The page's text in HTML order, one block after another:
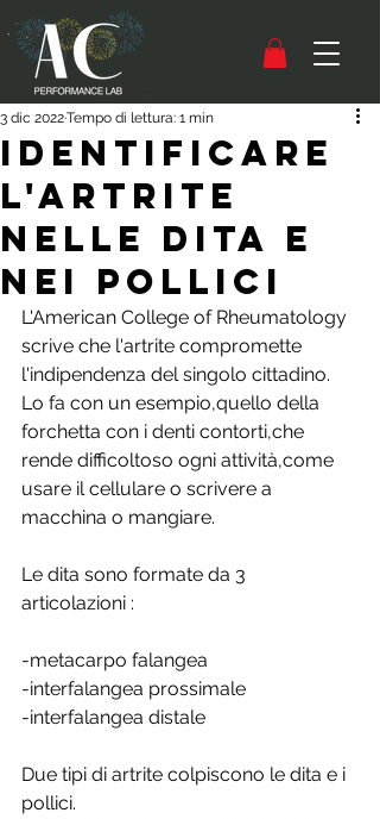
IDENTIFICARE
L'ARTRITE
NELLE DITA E
NEI POLLICI
3 dic 2022Tempo di lettura: 1 min
L'American College of Rheumatology
scrive che l'artrite compromette
l'indipendenza del singolo cittadino.
Lo fa con un esempio,quello della
forchetta con i denti contorti,che
rende difficoltoso ogni attività,come
usare il cellulare o scrivere a
macchina o mangiare.
Le dita sono formate da 3
articolazioni :
-metacarpo falangea
-interfalangea prossimale
-interfalangea distale
Due tipi di artrite colpiscono le dita e i
pollici.